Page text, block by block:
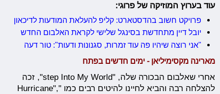
עוד בערוץ המוזיקה של פרוגי:
פרויקט חשוב בהדסטארט: קליפ להעלאת המודעות לדיכאון
יובל דיין מתחדשת בסינגל שלישי לקראת האלבום החדש
"אני רוצה שיהיו פה עוד זמרות, סגנונות ודעות": טור דעה
מארינה מקסימיליאן - ימים חדשים בפתח
אחרי שאלבום הבכורה שלה, "step Into My World", זכה
להצלחה רבה והביא לחיינו להיטים רבים כמו "Hurricane",